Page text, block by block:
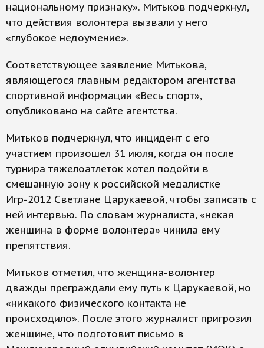
национальному признаку». Митьков подчеркнул,
что действия волонтера вызвали у него
«глубокое недоумение».
Соответствующее заявление Митькова,
являющегося главным редактором агентства
спортивной информации «Весь спорт»,
опубликовано на сайте агентства.
Митьков подчеркнул, что инцидент с его
участием произошел 31 июля, когда он после
турнира тяжелоатлеток хотел подойти в
смешанную зону к российской медалистке
Игр-2012 Светлане Царукаевой, чтобы записать с
ней интервью. По словам журналиста, «некая
женщина в форме волонтера» чинила ему
препятствия.
Митьков отметил, что женщина-волонтер
дважды преграждали ему путь к Царукаевой, но
«никакого физического контакта не
происходило». После этого журналист пригрозил
женщине, что подготовит письмо в